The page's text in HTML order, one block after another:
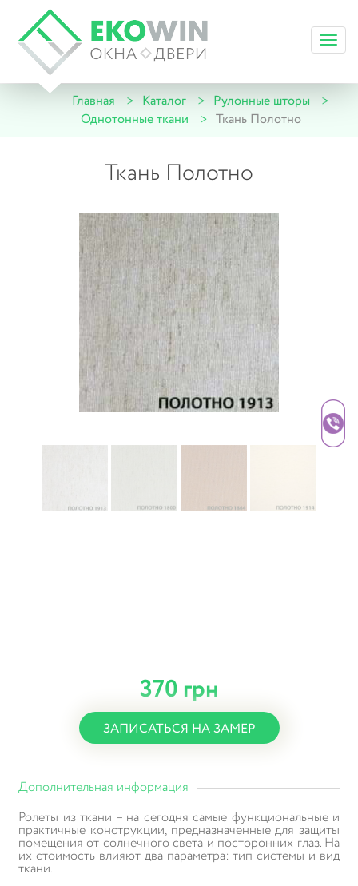
Главная Каталог
Рулонные шторы
Однотонные ткани
Ткань Полотно
Ткань Полотно
370 грн
ЗАПИСАТЬСЯ НА ЗАМЕР
Дополнительная информация
Ролеты из ткани – на сегодня самые функциональные и
практичные конструкции, предназначенные для защиты
помещения от солнечного света и посторонних глаз. На
их стоимость влияют два параметра: тип системы и вид
ткани.